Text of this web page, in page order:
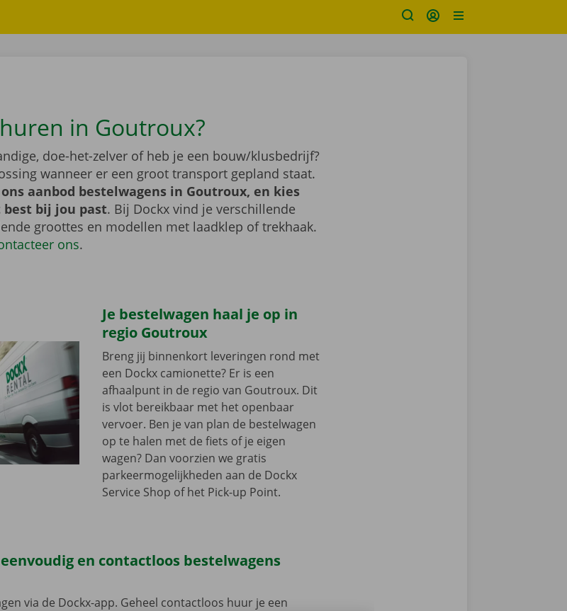
in Goutroux?
doe-het-zelver of heb je een bouw/klusbedrijf?
wanneer er een groot transport gepland staat.
aanbod bestelwagens in Goutroux, en kies
bij jou past. Bij Dockx vind je verschillende
groottes en modellen met laadklep of trekhaak.
ons.
Je bestelwagen haal je op in
regio Goutroux
Breng jij binnenkort leveringen rond met
een Dockx camionette? Er is een
afhaalpunt in de regio van Goutroux. Dit
is vlot bereikbaar met het openbaar
vervoer. Ben je van plan de bestelwagen
op te halen met de fiets of je eigen
wagen? Dan voorzien we gratis
parkeermogelijkheden aan de Dockx
Service Shop of het Pick-up Point.
en contactloos bestelwagens
via de Dockx-app. Geheel contactloos huur je een